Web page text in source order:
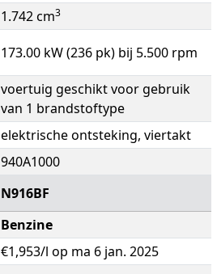
1.742 cm3
173.00 kW (236 pk) bij 5.500 rpm
voertuig geschikt voor gebruik
van 1 brandstoftype
elektrische ontsteking, viertakt
940A1000
N916BF
Benzine
€1,953/l op ma 6 jan. 2025